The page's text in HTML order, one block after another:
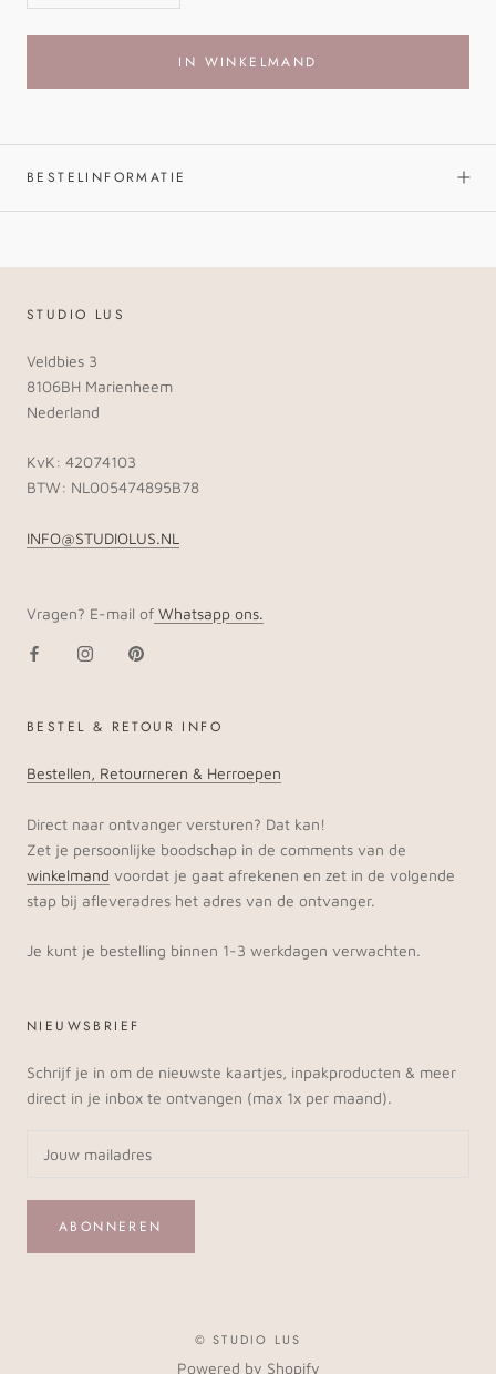
IN WINKELMAND
BESTELINFORMATIE
STUDIO LUS
Veldbies 3
8106BH Marienheem
Nederland
KvK: 42074103
BTW: NL005474895B78
INFO@STUDIOLUS.NL
Vragen? E-mail of Whatsapp ons.
BESTEL & RETOUR INFO
Bestellen, Retourneren & Herroepen
Direct naar ontvanger versturen? Dat kan!
Zet je persoonlijke boodschap in de comments van de
winkelmand voordat je gaat afrekenen en zet in de volgende
stap bij afleveradres het adres van de ontvanger.
Je kunt je bestelling binnen 1-3 werkdagen verwachten.
NIEUWSBRIEF
Schrijf je in om de nieuwste kaartjes, inpakproducten & meer
direct in je inbox te ontvangen (max 1x per maand).
ABONNEREN
© STUDIO LUS
Powered by Shopify